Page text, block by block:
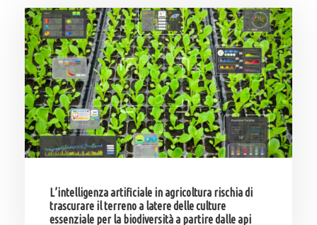
L’intelligenza artificiale in agricoltura rischia di
trascurare il terreno a latere delle culture
essenziale per la biodiversità a partire dalle api